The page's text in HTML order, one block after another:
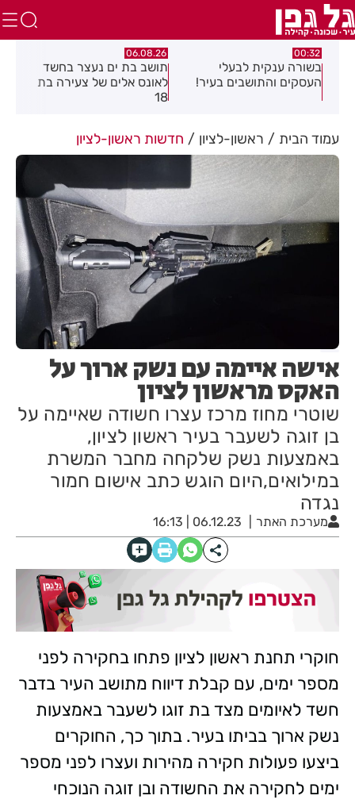
00:32
בשורה ענקית לבעלי
העסקים והתושבים בעיר!
06.08.26
תושב בת ים נעצר בחשד
לאונס אלים של צעירה בת
עמוד הבית ראשון-לציון חדשות ראשון-לציון
אישה איימה עם נשק ארוך על
האקס מראשון לציון
שוטרי מחוז מרכז עצרו חשודה שאיימה על
בן זוגה לשעבר בעיר ראשון לציון,
באמצעות נשק שלקחה מחבר המשרת
במילואים,היום הוגש כתב אישום חמור
נגדה
מערכת האתר 06.12.23 | 16:13
חוקרי תחנת ראשון לציון פתחו בחקירה לפני
מספר ימים, עם קבלת דיווח מתושב העיר בדבר
חשד לאיומים מצד בת זוגו לשעבר באמצעות
נשק ארוך בביתו בעיר. בתוך כך, החוקרים
ביצעו פעולות חקירה מהירות ועצרו לפני מספר
ימים לחקירה את החשודה ובן זוגה הנוכחי